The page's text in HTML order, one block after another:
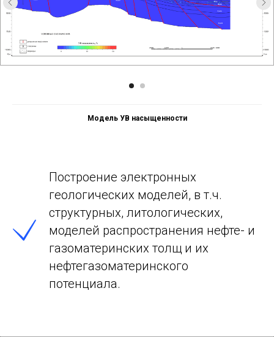
Модель УВ насыщенности
Построение электронных
геологических моделей, в т.ч.
структурных, литологических,
моделей распространения нефте- и
газоматеринских толщ и их
нефтегазоматеринского
потенциала.